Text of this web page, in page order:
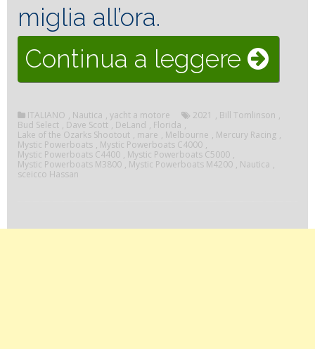
miglia all’ora.
Continua a leggere
ITALIANO , Nautica , yacht a motore 2021 , Bill Tomlinson ,
Bud Select , Dave Scott , DeLand , Florida ,
Lake of the Ozarks Shootout , mare , Melbourne , Mercury Racing ,
Mystic Powerboats , Mystic Powerboats C4000 ,
Mystic Powerboats C4400 , Mystic Powerboats C5000 ,
Mystic Powerboats M3800 , Mystic Powerboats M4200 , Nautica ,
sceicco Hassan